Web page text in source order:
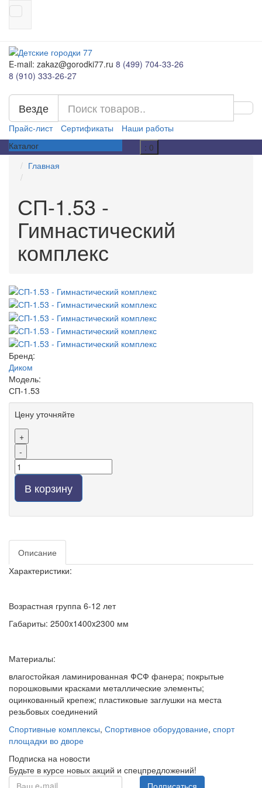
E-mail: zakaz@gorodki77.ru 8 (499) 704-33-26
8 (910) 333-26-27
Везде
Прайс-лист Сертификаты
Наши работы
Каталог
: 0
Главная
СП-1.53 -
Гимнастический
комплекс
Бренд:
Диком
Модель:
СП-1.53
Цену уточняйте
+
-
В корзину
Описание
Характеристики:
Возрастная группа 6-12 лет
Габариты: 2500x1400x2300 мм
Материалы:
влагостойкая ламинированная ФСФ фанера; покрытые
порошковыми красками металлические элементы;
оцинкованный крепеж; пластиковые заглушки на места
резьбовых соединений
Спортивные комплексы, Спортивное оборудование, спорт
площадки во дворе
Подписка на новости
Будьте в курсе новых акций и спецпредложений!